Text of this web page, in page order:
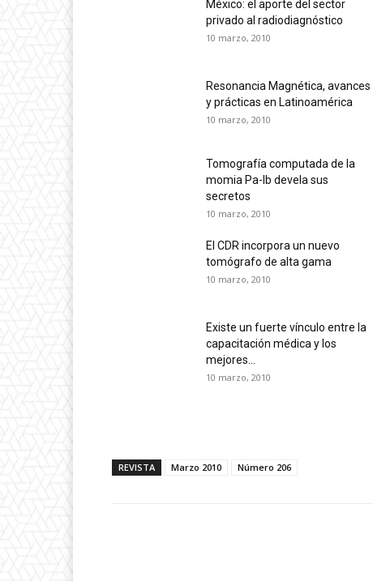
México: el aporte del sector
privado al radiodiagnóstico
10 marzo, 2010
Resonancia Magnética, avances
y prácticas en Latinoamérica
10 marzo, 2010
Tomografía computada de la
momia Pa-Ib devela sus
secretos
10 marzo, 2010
El CDR incorpora un nuevo
tomógrafo de alta gama
10 marzo, 2010
Existe un fuerte vínculo entre la
capacitación médica y los
mejores...
10 marzo, 2010
REVISTA Marzo 2010 Número 206